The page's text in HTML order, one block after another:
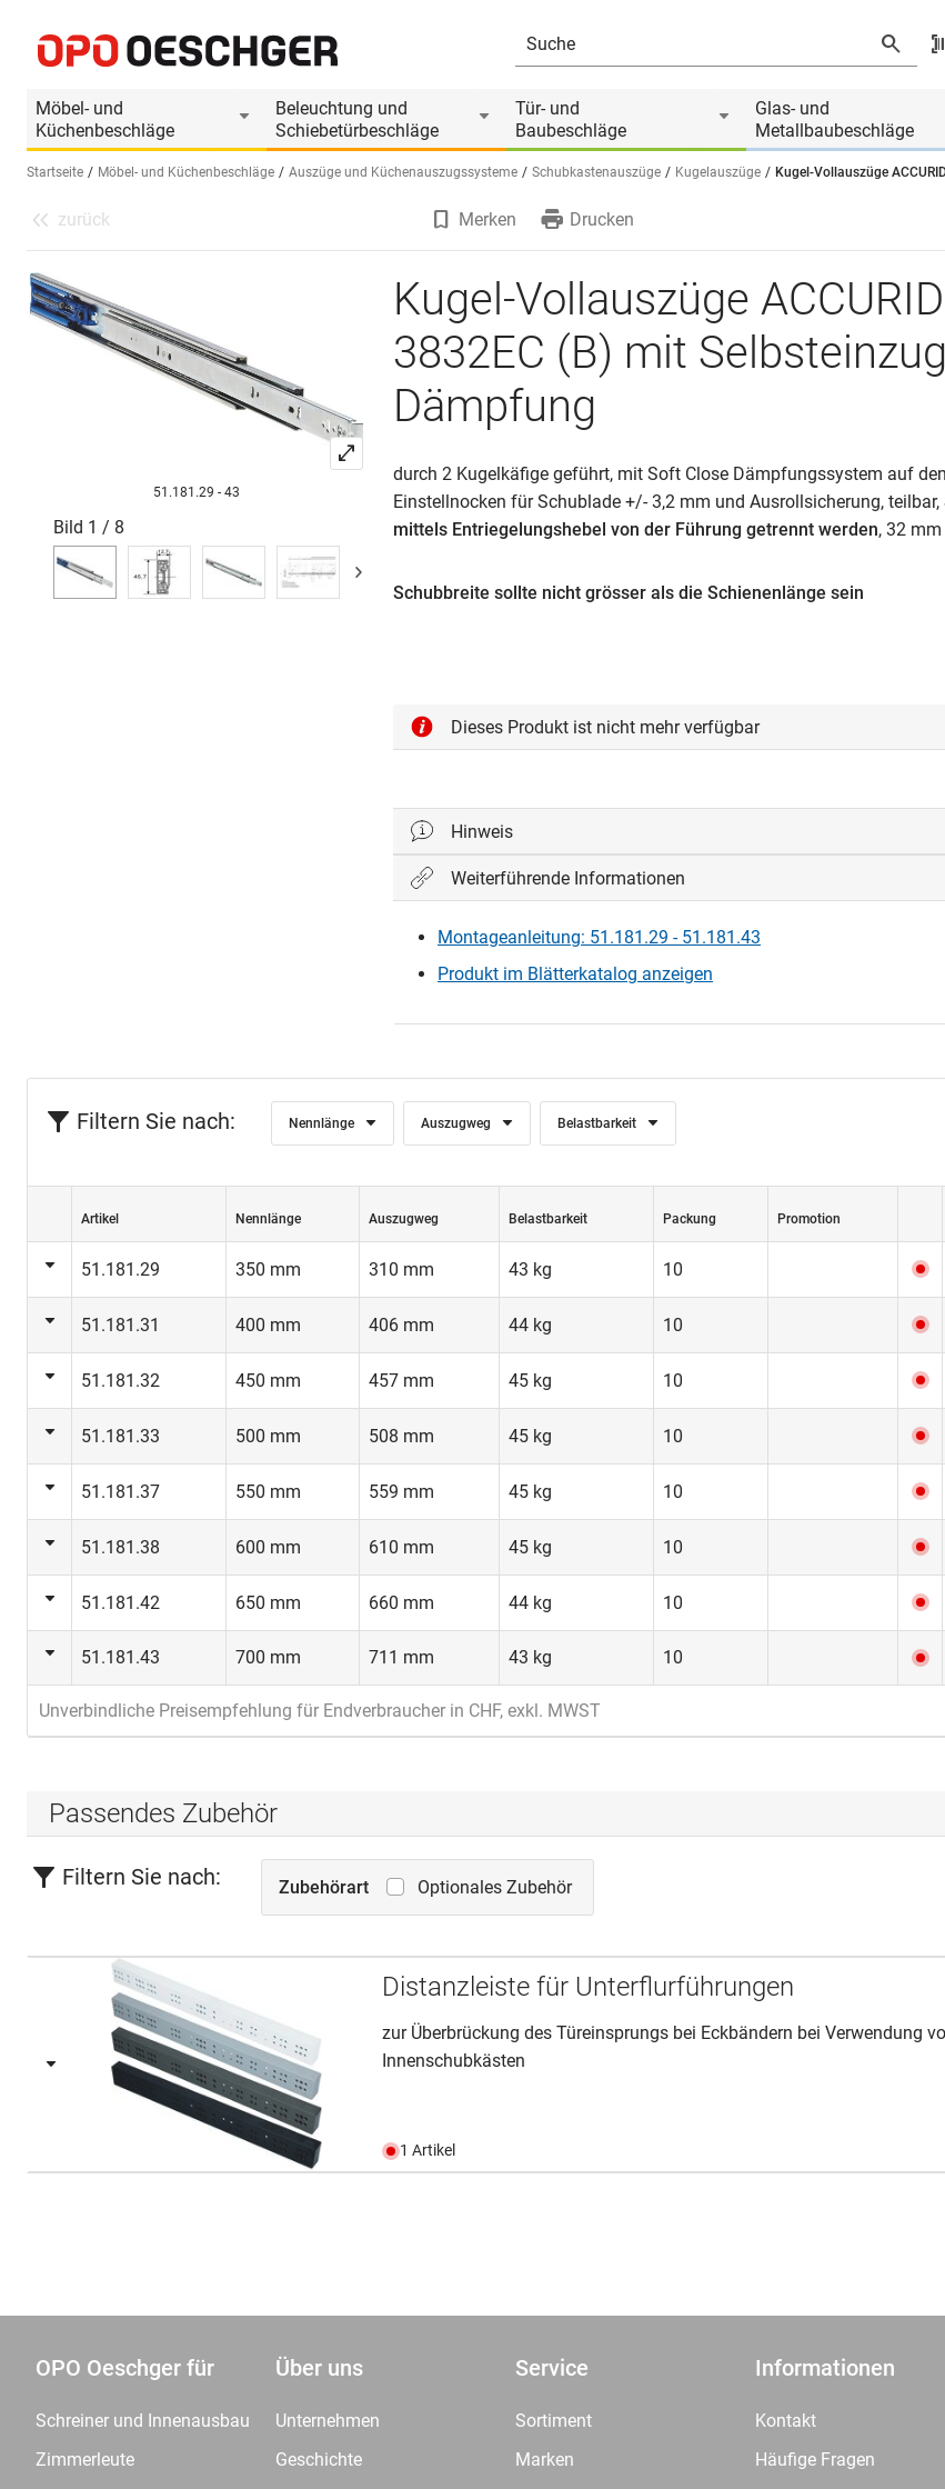
Möbel- und
Küchenbeschläge
Beleuchtung und
Schiebetürbeschläge
Tür- und
Baubeschläge
Glas- und
Metallbaubeschläge
Sprache wählen (DE)
Startseite Möbel- und Küchenbeschläge Auszüge und Küchenauszugssysteme Schubkastenauszüge Kugelauszüge Kugel-Vollauszüge
Produktinformationen
Passendes Zubehör
zurück Merken Drucken
51.181.29 - 43
Bild 1 / 8
Kugel-Vollauszüge
3832EC (B) mit
Dämpfung
durch 2 Kugelkäfige geführt, mit Soft Close Dämpfungssystem auf
Einstellnocken für Schublade +/- 3,2 mm und Ausrollsicherung, teilbar,
mittels Entriegelungshebel von der Führung getrennt werden, 32
Schubbreite sollte nicht grösser als die Schienenlänge sein
Dieses Produkt ist nicht mehr verfügbar
Hinweis
Wichtig: Die Schublade muss mit mind. 10 kg beladen sein, damit
Weiterführende Informationen
Montageanleitung: 51.181.29 - 51.181.43
Produkt im Blätterkatalog anzeigen
Filtern Sie nach: Nennlänge Auszugweg Belastbarkeit
Artikel Nennlänge Auszugweg Belastbarkeit Packung Promotion
51.181.29 350 mm 310 mm 43 kg 10
51.181.31 400 mm 406 mm 44 kg 10
51.181.32 450 mm 457 mm 45 kg 10
51.181.33 500 mm 508 mm 45 kg 10
51.181.37 550 mm 559 mm 45 kg 10
51.181.38 600 mm 610 mm 45 kg 10
51.181.42 650 mm 660 mm 44 kg 10
51.181.43 700 mm 711 mm 43 kg 10
Unverbindliche Preisempfehlung für Endverbraucher in CHF, exkl. MWST
Passendes Zubehör
Filtern Sie nach: Zubehörart Optionales Zubehör
Distanzleiste für Unterflurführungen
zur Überbrückung des Türeinsprungs bei Eckbändern bei Verwendung
Innenschubkästen
1 Artikel
OPO Oeschger für
Schreiner und Innenausbau
Zimmerleute
Über uns
Unternehmen
Geschichte
Service
Sortiment
Marken
Informationen
Kontakt
Häufige Fragen